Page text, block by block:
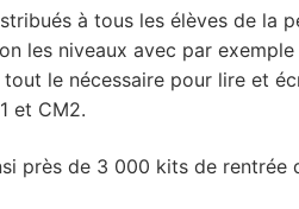
à tous les élèves de la
les niveaux avec par
le nécessaire pour lire et
et CM2.
près de 3 000 kits de